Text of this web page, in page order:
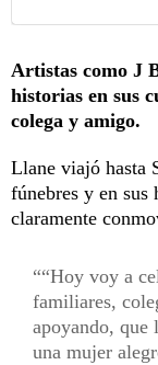
Artistas como J
historias en sus
colega y amigo.
Llane viajó hasta
fúnebres y en sus
claramente
“Hoy voy a
familiares,
apoyando, que
una mujer